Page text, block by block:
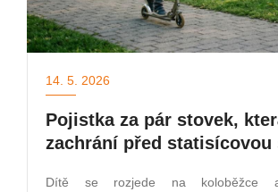
14. 5. 2026
Pojistka za pár stovek,
zachrání před statisícovou
Dítě se rozjede na koloběžce